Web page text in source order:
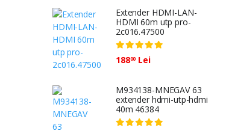
Extender HDMI-LAN-
HDMI 60m utp pro-
2c016.47500
18800 Lei
M934138-MNEGAV 63
extender hdmi-utp-hdmi
40m 46384